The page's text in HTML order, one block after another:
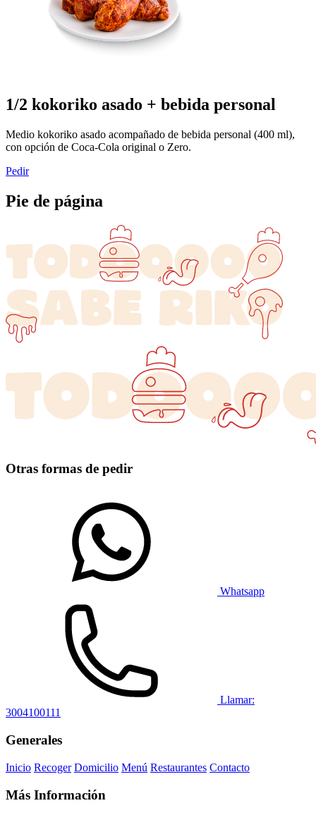
1/2 kokoriko asado + bebida personal
Medio kokoriko asado acompañado de bebida personal (400 ml),
con opción de Coca-Cola original o Zero.
Pedir
Pie de página
Otras formas de pedir
Whatsapp
Llamar:
3004100111
Generales
Inicio Recoger Domicilio Menú Restaurantes Contacto
Más Información